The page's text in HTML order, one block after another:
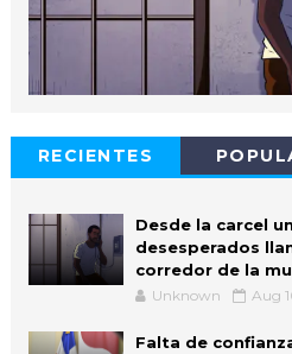
RECIENTES
Desde la carcel
desesperados
corredor de la
Unknown Aug
Falta de